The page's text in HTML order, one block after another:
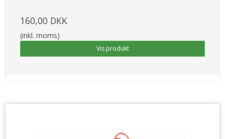
160,00 DKK
(inkl. moms)
Vis produkt